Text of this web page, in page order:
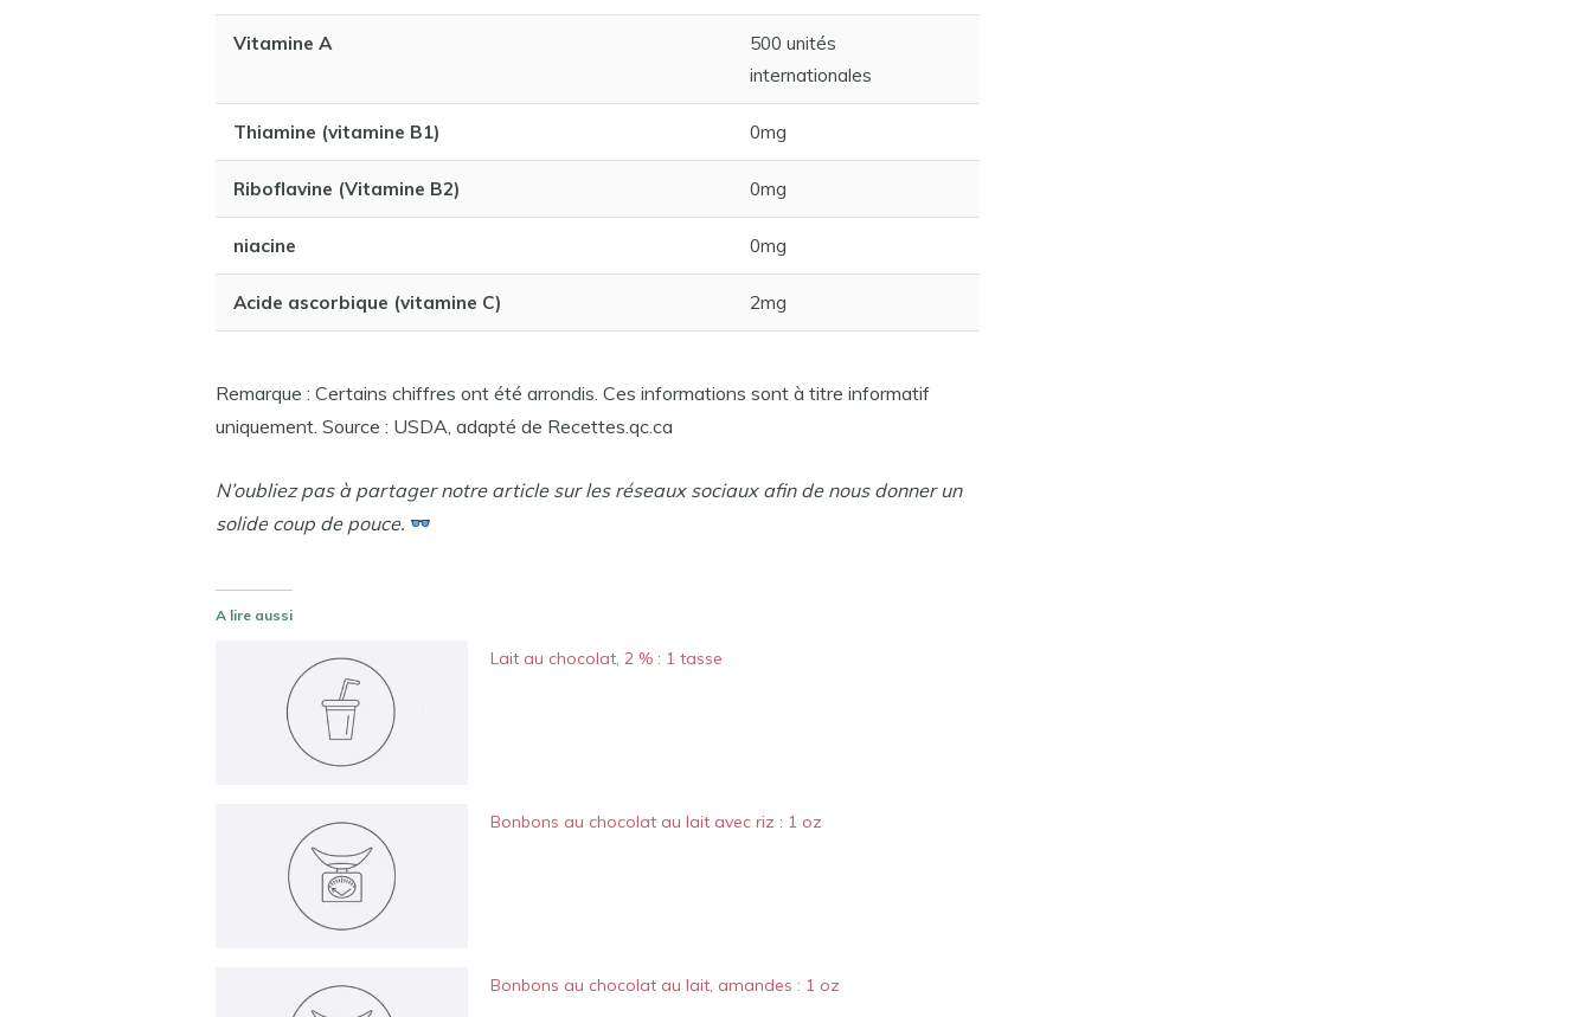
Vitamine A
500 unités
internationales
Thiamine (vitamine B1) 0mg
Riboflavine (Vitamine B2) 0mg
niacine 0mg
Acide ascorbique (vitamine C) 2mg
Remarque : Certains chiffres ont été arrondis. Ces informations sont à titre informatif
uniquement. Source : USDA, adapté de Recettes.qc.ca
N’oubliez pas à partager notre article sur les réseaux sociaux afin de nous donner un
solide coup de pouce.
A lire aussi
Lait au chocolat, 2 % : 1 tasse
Bonbons au chocolat au lait avec riz : 1 oz
Bonbons au chocolat au lait, amandes : 1 oz